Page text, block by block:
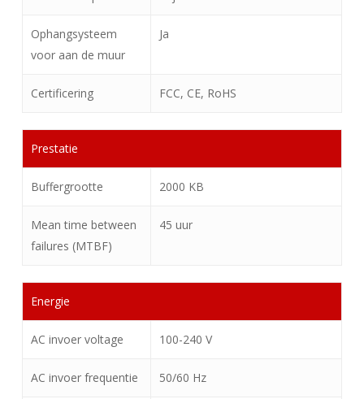
Ophangsysteem
voor aan de muur
Ja
Certificering FCC, CE, RoHS
Prestatie
Buffergrootte 2000 KB
Mean time between
failures (MTBF)
45 uur
Energie
AC invoer voltage 100-240 V
AC invoer frequentie 50/60 Hz